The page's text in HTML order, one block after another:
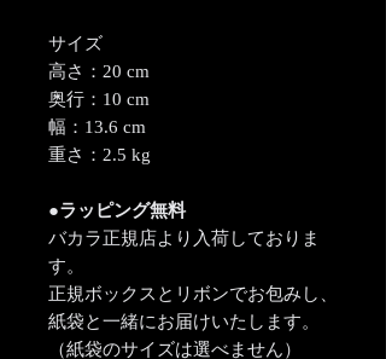
サイズ
高さ：20 cm
奥行：10 cm
幅：13.6 cm
重さ：2.5 kg
●ラッピング無料
バカラ正規店より入荷しておりま
す。
正規ボックスとリボンでお包みし、
紙袋と一緒にお届けいたします。
（紙袋のサイズは選べません）